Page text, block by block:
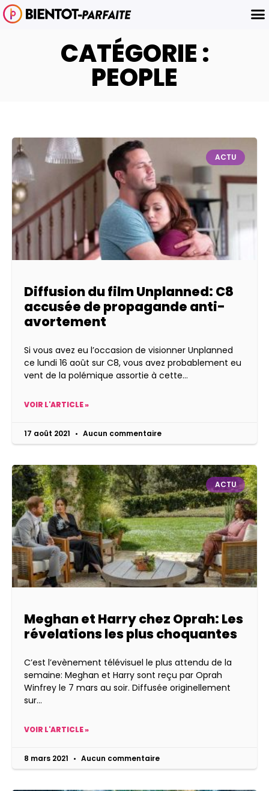
CATÉGORIE :
PEOPLE
ACTU
Diffusion du film Unplanned: C8
accusée de propagande anti-
avortement
Si vous avez eu l’occasion de visionner Unplanned
ce lundi 16 août sur C8, vous avez probablement eu
vent de la polémique assortie à cette
VOIR L'ARTICLE »
17 août 2021 Aucun commentaire
ACTU
Meghan et Harry chez Oprah: Les
révelations les plus choquantes
C’est l’evènement télévisuel le plus attendu de la
semaine: Meghan et Harry sont reçu par Oprah
Winfrey le 7 mars au soir. Diffusée originellement
sur
VOIR L'ARTICLE »
8 mars 2021 Aucun commentaire